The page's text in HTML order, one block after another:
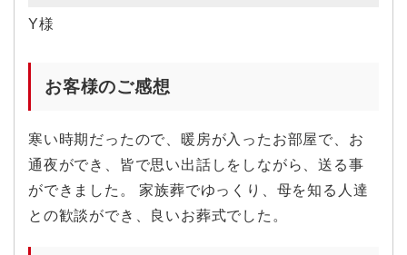
Y様
お客様のご感想
寒い時期だったので、暖房が入ったお部屋で、お
通夜ができ、皆で思い出話しをしながら、送る事
ができました。 家族葬でゆっくり、母を知る人達
との歓談ができ、良いお葬式でした。